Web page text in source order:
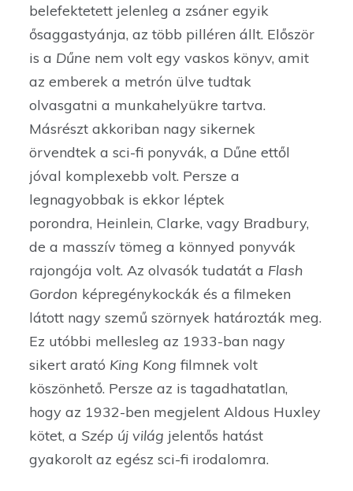
belefektetett jelenleg a zsáner egyik
ősaggastyánja, az több pilléren állt. Először
is a Dűne nem volt egy vaskos könyv, amit
az emberek a metrón ülve tudtak
olvasgatni a munkahelyükre tartva.
Másrészt akkoriban nagy sikernek
örvendtek a sci-fi ponyvák, a Dűne ettől
jóval komplexebb volt. Persze a
legnagyobbak is ekkor léptek
porondra, Heinlein, Clarke, vagy Bradbury,
de a masszív tömeg a könnyed ponyvák
rajongója volt. Az olvasók tudatát a Flash
Gordon képregénykockák és a filmeken
látott nagy szemű szörnyek határozták meg.
Ez utóbbi mellesleg az 1933-ban nagy
sikert arató King Kong filmnek volt
köszönhető. Persze az is tagadhatatlan,
hogy az 1932-ben megjelent Aldous Huxley
kötet, aSzép új világ jelentős hatást
gyakorolt az egész sci-fi irodalomra.